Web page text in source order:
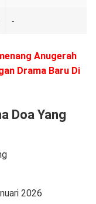
-
Anugerah
Drama Baru Di
Doa Yang
2026